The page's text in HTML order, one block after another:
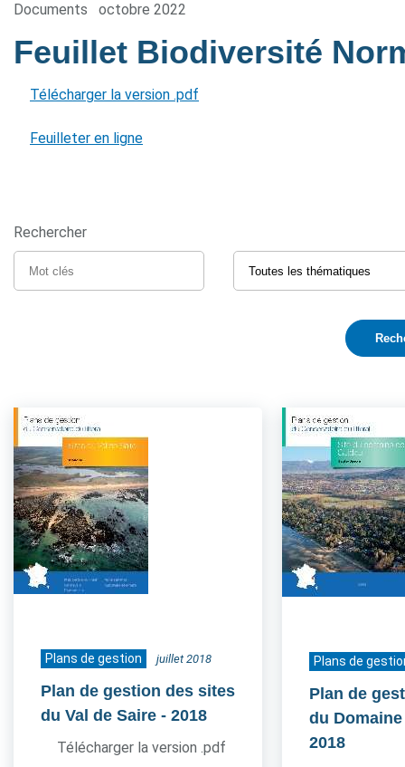
Documents octobre 2022
Feuillet Biodiversité
Télécharger la version .pdf
Feuilleter en ligne
Rechercher
Plans de gestion juillet 2018
Plan de gestion des sites
du Val de Saire - 2018
Télécharger la version .pdf
Plans de
Plan de
du
2018